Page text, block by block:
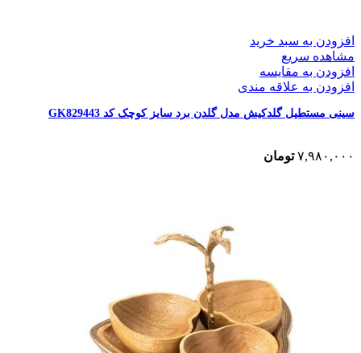
افزودن به سبد خرید
مشاهده سریع
افزودن به مقایسه
افزودن به علاقه مندی
سینی مستطیل گلدکیش مدل گلدن برد سایز کوچک کد GK829443
۷,۹۸۰,۰۰۰ تومان